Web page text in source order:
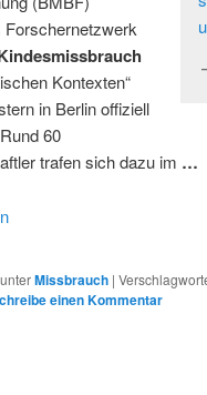
Forschernetzwerk
Kontexten“
in Berlin offiziell
60
trafen sich dazu im …
Missbrauch |
einen Kommentar